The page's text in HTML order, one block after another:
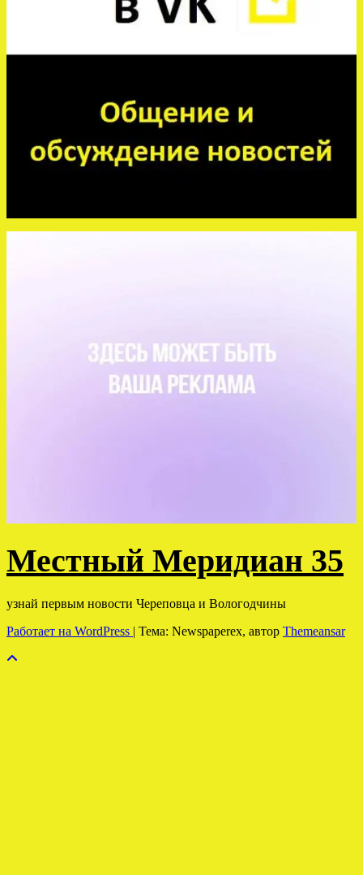
Местный Меридиан 35
узнай первым новости Череповца и Вологодчины
Работает на WordPress | Тема: Newspaperex, автор Themeansar